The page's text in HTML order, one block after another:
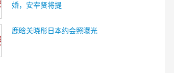
婚，安宰贤将提
鹿晗关晓彤日本约会照曝光